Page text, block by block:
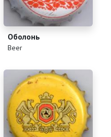
Оболонь
(Beer)